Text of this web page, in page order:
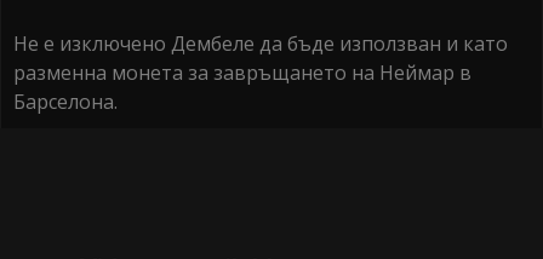
Не е изключено Дембеле да бъде използван и като
разменна монета за завръщането на Неймар в
Барселона.